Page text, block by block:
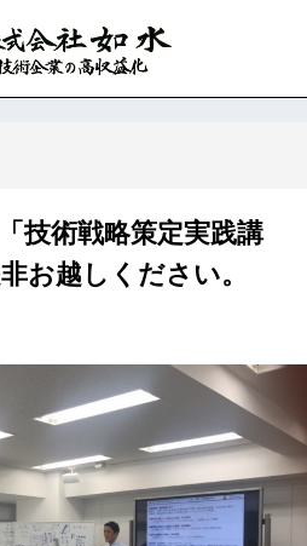
技術戦略策定実践講
お越しください。